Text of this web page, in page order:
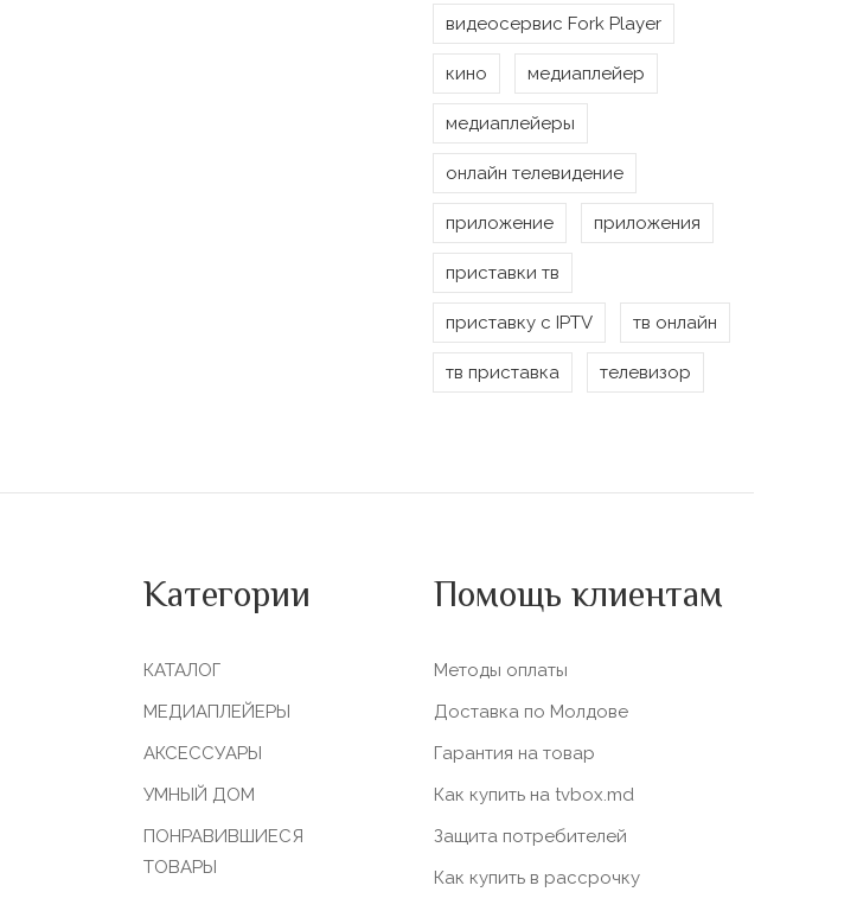
видеосервис Fork Player
кино медиаплейер
медиаплейеры
онлайн телевидение
приложение приложения
приставки тв
приставку с IPTV тв онлайн
тв приставка телевизор
Категории
КАТАЛОГ
МЕДИАПЛЕЙЕРЫ
АКСЕССУАРЫ
УМНЫЙ ДОМ
ПОНРАВИВШИЕСЯ
ТОВАРЫ
Помощь клиентам
Методы оплаты
Доставка по Молдове
Гарантия на товар
Как купить на tvbox.md
Защита потребителей
Как купить в рассрочку